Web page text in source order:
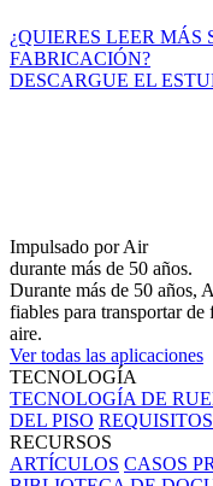
¿QUIERES LEER MÁS
FABRICACIÓN?
DESCARGUE EL
Impulsado por Air
durante más de 50 años.
Durante más de 50 años,
fiables para transportar de
aire.
Ver todas las aplicaciones
TECNOLOGÍA
TECNOLOGÍA DE
DEL PISO
RECURSOS
ARTÍCULOS CASOS